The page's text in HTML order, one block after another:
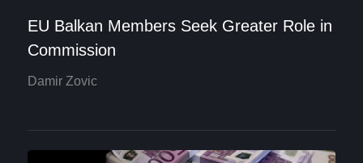
EU Balkan Members Seek Greater Role in
Commission
Damir Zovic